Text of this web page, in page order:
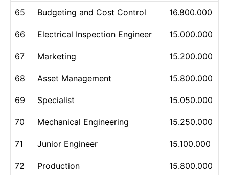
65 Budgeting and Cost Control 16.800.000
66 Electrical Inspection Engineer 15.000.000
67 Marketing 15.200.000
68 Asset Management 15.800.000
69 Specialist 15.050.000
70 Mechanical Engineering 15.250.000
71 Junior Engineer 15.100.000
72 Production 15.800.000